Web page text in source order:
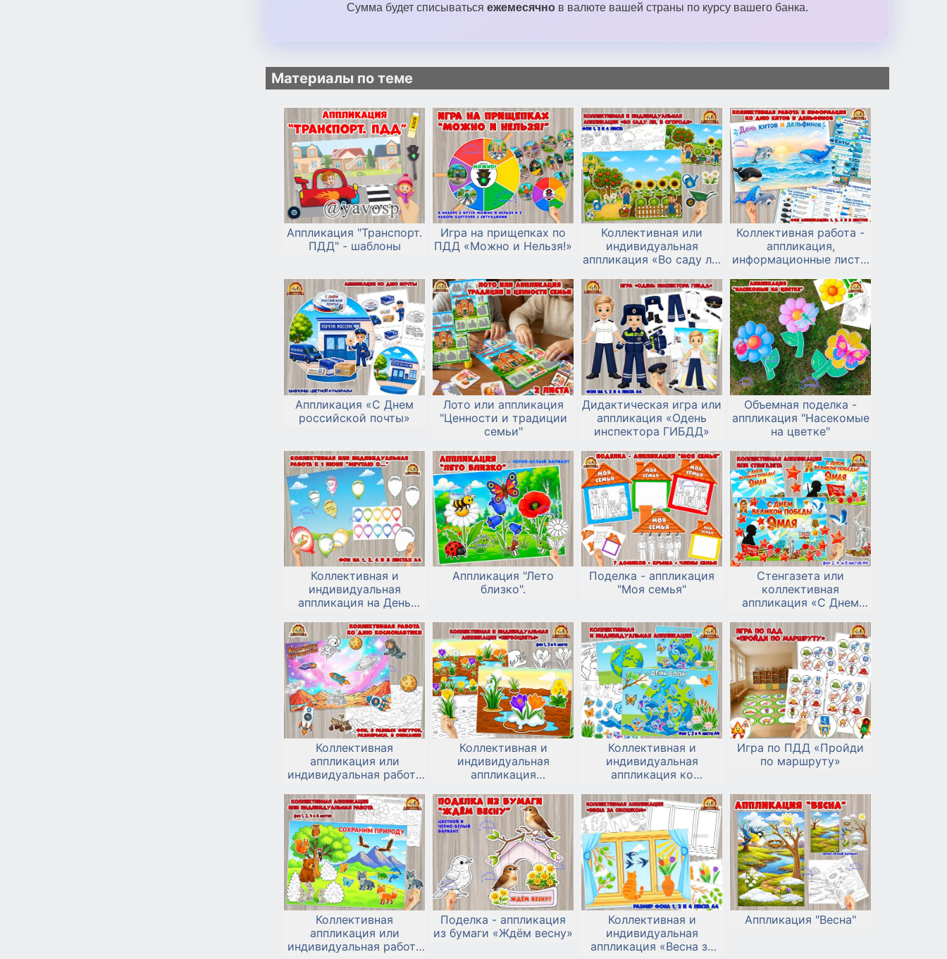
Сумма будет списываться ежемесячно в валюте вашей страны по курсу вашего банка.
Материалы по теме
Аппликация "Транспорт.
ПДД" - шаблоны
Игра на прищепках по
ПДД «Можно и Нельзя!»
Коллективная или
индивидуальная
аппликация «Во саду ли,
Коллективная работа -
аппликация,
информационные листы
рисования ко Дню китов
и дельфинов.
Аппликация «С Днем
российской почты»
Лото или аппликация
"Ценности и традиции
семьи"
Дидактическая игра или
аппликация «Одень
инспектора ГИБДД»
Объемная поделка -
аппликация "Насекомые
на цветке"
Коллективная и
индивидуальная
аппликация на День
о...»
Аппликация "Лето
близко".
Поделка - аппликация
"Моя семья"
Стенгазета или
коллективная
аппликация «С Днем
мая
Коллективная
аппликация или
индивидуальная работа
апреля
Коллективная и
индивидуальная
аппликация
Коллективная и
индивидуальная
аппликация ко
Водных ресурсов — 22
марта
Игра по ПДД «Пройди
по маршруту»
Коллективная
аппликация или
индивидуальная работа
Поделка - аппликация
из бумаги «Ждём весну»
Коллективная и
индивидуальная
аппликация «Весна за
Аппликация "Весна"